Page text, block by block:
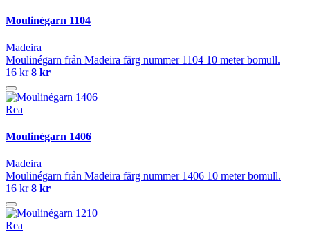
Moulinégarn 1104
Madeira
Moulinégarn från Madeira färg nummer 1104 10 meter bomull.
16 kr 8 kr
Rea
Moulinégarn 1406
Madeira
Moulinégarn från Madeira färg nummer 1406 10 meter bomull.
16 kr 8 kr
Rea